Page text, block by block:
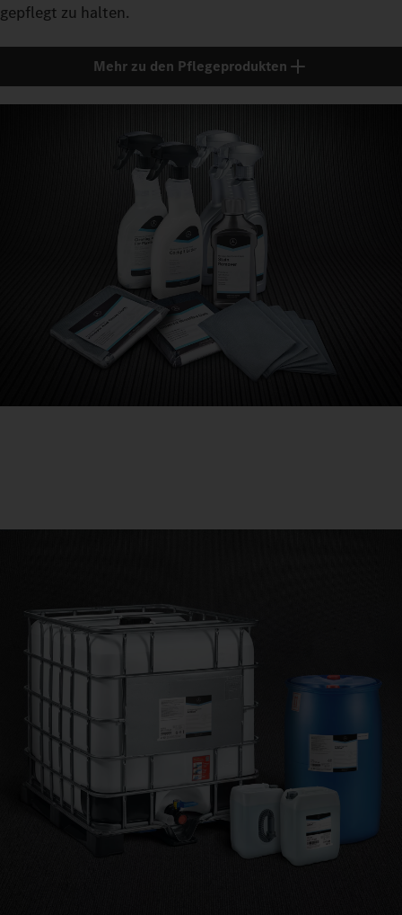
gepflegt zu halten.
Mehr zu den Pflegeprodukten